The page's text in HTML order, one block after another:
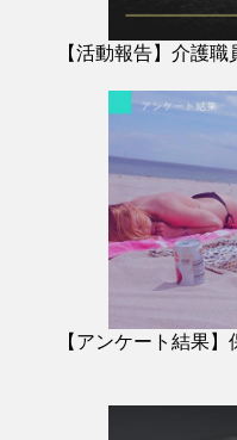
【活動報告】介護
【アンケート結果